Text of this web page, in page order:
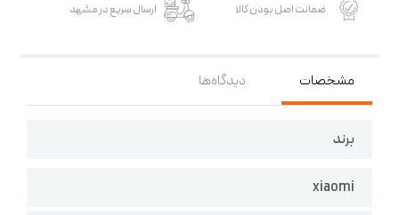
ضمانت اصل بودن کالا ارسال سریع در مشهد
مشخصات دیدگاه‌ها
برند
xiaomi